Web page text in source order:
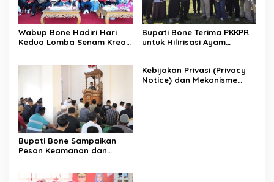
Wabup Bone Hadiri Hari
Kedua Lomba Senam Kreasi
Bupati Bone Terima PKKPR
untuk Hilirisasi Ayam
Bupati Bone Sampaikan
Pesan Keamanan dan
Kebijakan Privasi (Privacy
Notice) dan Mekanisme